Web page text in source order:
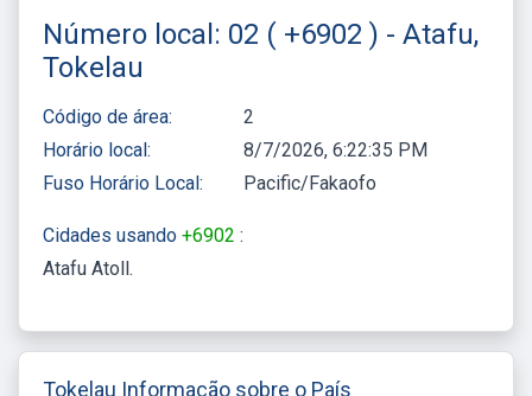
Número local: 02 ( +6902 ) - Atafu,
Tokelau
Código de área:
2
Horário local:
8/7/2026, 6:22:35 PM
Fuso Horário Local:
Pacific/Fakaofo
Cidades usando +6902 :
Atafu Atoll
Tokelau Informação sobre o País